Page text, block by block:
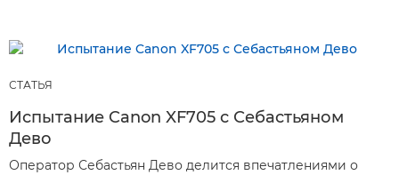
СТАТЬЯ
Испытание Canon XF705 с Себастьяном
Дево
Оператор Себастьян Дево делится впечатлениями о